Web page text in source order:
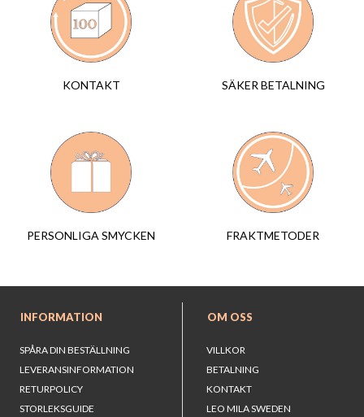
KONTAKT SÄKER BETALNING
PERSONLIGA SMYCKEN FRAKTMETODER
INFORMATION
SPÅRA DIN BESTÄLLNING
LEVERANSINFORMATION
RETURPOLICY
STORLEKSGUIDE
OM OSS
VILLKOR
BETALNING
KONTAKT
LEO MILA SWEDEN